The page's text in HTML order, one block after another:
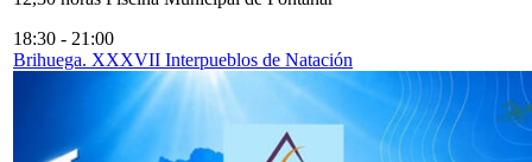
18:30 - 21:00
Brihuega. XXXVII Interpueblos de Natación